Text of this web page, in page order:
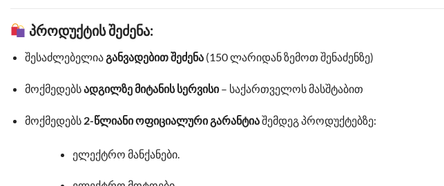
პროდუქტის შეძენა:
შესაძლებელიაგანვადებით შეძენა(150 ლარიდან ზემოთ შენაძენზე)
მოქმედებსადგილზე მიტანის სერვისი– საქართველოს მასშტაბით
მოქმედებს 2-წლიანი ოფიციალური გარანტიაშემდეგ პროდუქტებზე:
ელექტრო მანქანები.